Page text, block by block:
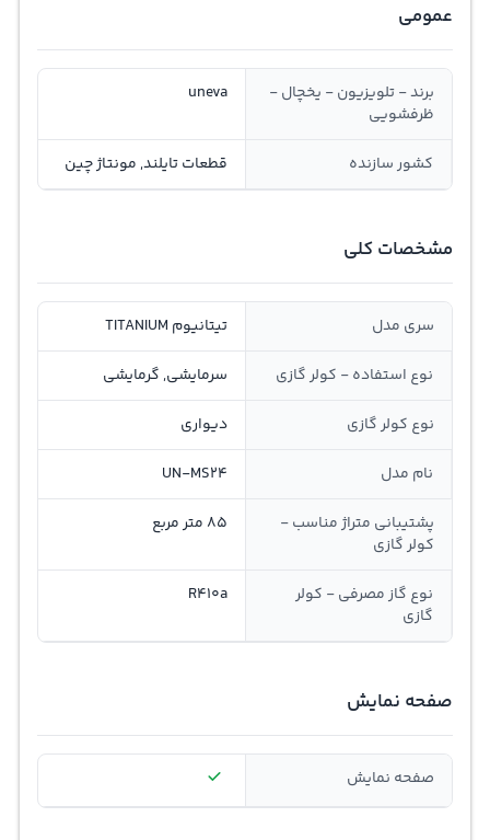
عمومی
برند - تلویزیون - یخچال -
ظرفشویی
uneva
کشور سازنده قطعات تایلند, مونتاژ چین
مشخصات کلی
سری مدل تیتانیوم TITANIUM
نوع استفاده - کولر گازی سرمایشی, گرمایشی
نوع کولر گازی دیواری
نام مدل UN-MS24
پشتیبانی متراژ مناسب -
کولر گازی
85 متر مربع
نوع گاز مصرفی - کولر
گازی
R410a
صفحه نمایش
صفحه نمایش